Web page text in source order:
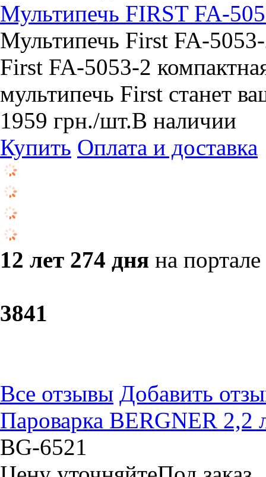
Мультипечь FIRST FA-
Мультипечь First FA-
First FA-5053-2
мультипечь First станет
1959 грн./шт.В наличии
Купить Оплата и доставка
12 лет 274 дня на портале
3841
Все отзывы Добавить
Пароварка BERGNER 2,2
BG-6521